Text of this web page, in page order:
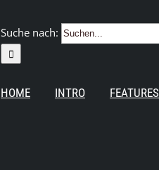
Suche nach:
HOME INTRO FEATURES